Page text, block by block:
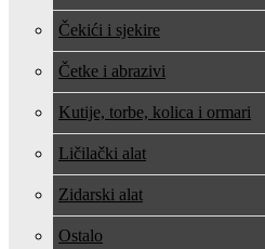
Čekići i sjekire
Četke i abrazivi
Kutije, torbe, kolica i ormari
Ličilački alat
Zidarski alat
Ostalo